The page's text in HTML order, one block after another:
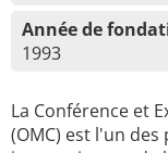
Année de
1993
La Conférence et
(OMC) est l'un